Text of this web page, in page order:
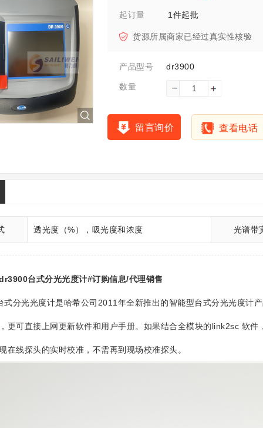
起订量 1件起批
货源所属商家已经过真实性核验
产品型号 dr3900
数量
留言询价 查看电话
透光度（%），吸光度和浓度 光谱带
台式分光光度计#订购信息/代理销售
光光度计是哈希公司2011年全新推出的智能型台式分光光度计产
更可直接上网更新软件和用户手册。如果结合全模块的link2sc 软
在线探头的实时校准，不需再到现场校准探头。